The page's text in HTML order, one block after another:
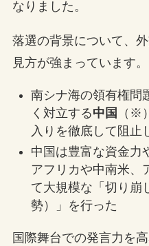
なりました。
落選の背景について、
見方が強まっています。
南シナ海の領有権問
く対立する中国
（※
入りを徹底して阻止
中国は豊富な資金力
アフリカや中南米、
て大規模な「切り崩
勢）」を行った
国際舞台での発言力を